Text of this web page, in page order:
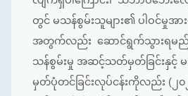
တွင် မသန်စွမ်းသူများ၏ ပါဝင်မှုအာ
အတွက်လည်း ဆောင်ရွက်သွားရမည်ဖ
သန်စွမ်းမှု အဆင့်သတ်မှတ်ခြင်းနှင့် မ
မှတ်ပုံတင်ခြင်းလုပ်ငန်းကိုလည်း (၂၀